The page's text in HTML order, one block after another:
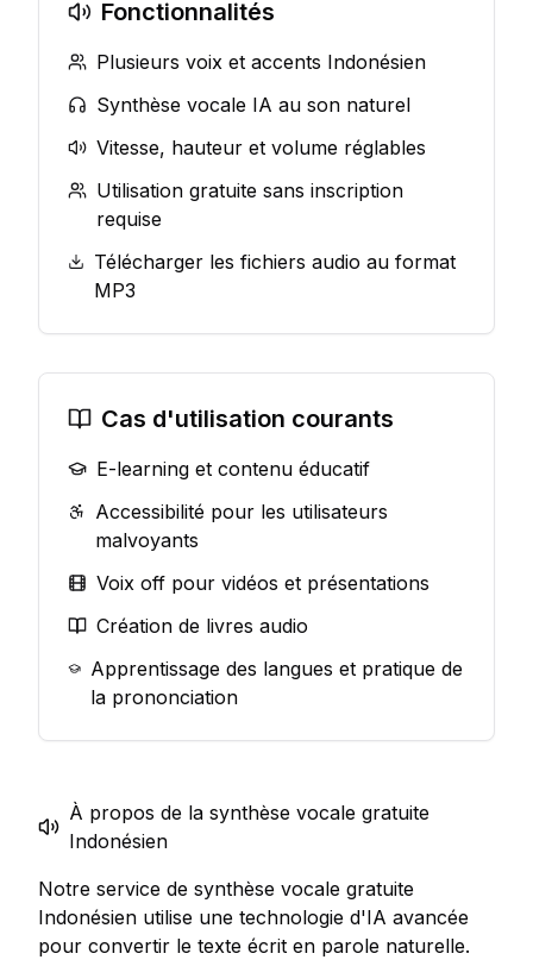
Fonctionnalités
Plusieurs voix et accents Indonésien
Synthèse vocale IA au son naturel
Vitesse, hauteur et volume réglables
Utilisation gratuite sans inscription
requise
Télécharger les fichiers audio au format
MP3
Cas d'utilisation courants
E-learning et contenu éducatif
Accessibilité pour les utilisateurs
malvoyants
Voix off pour vidéos et présentations
Création de livres audio
Apprentissage des langues et pratique de
la prononciation
À propos de la synthèse vocale gratuite
Indonésien
Notre service de synthèse vocale gratuite
Indonésien utilise une technologie d'IA avancée
pour convertir le texte écrit en parole naturelle.